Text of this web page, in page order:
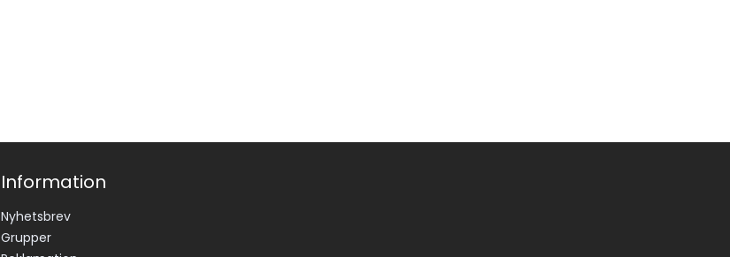
Information
Nyhetsbrev
Grupper